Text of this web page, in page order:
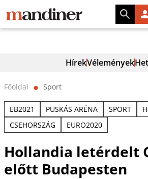
HírekVélemények
Főoldal ⬤ Sport
EB2021 PUSKÁS ARÉNA SPORT
CSEHORSZÁG
EURO2020
Hollandia letérdelt
előtt Budapesten